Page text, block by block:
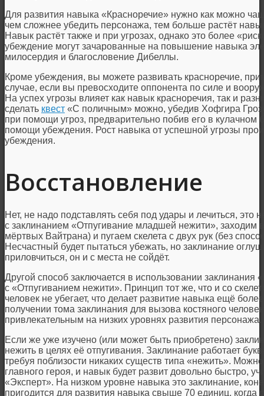
Для развития навыка «Красноречие» нужно как можно
чем сложнее убедить персонажа, тем больше растёт
Навык растёт также и при угрозах, однако это более
убеждение могут зачарованные на повышение навыка
милосердия и благословение Дибеллы.
Кроме убеждения, вы можете развивать красноречие,
случае, если вы превосходите оппонента по силе и
На успех угрозы влияет как навык красноречия, так и
сделать квест «С поличным» можно, убедив Хофгира
при помощи угроз, предварительно побив его в кулачном
помощи убеждения. Рост навыка от успешной угрозы
убеждения.
Восстановление
Нет, не надо подставлять себя под удары и лечиться,
с заклинанием «Отпугивание младшей нежити», заходим
мёртвых Вайтрана) и пугаем скелета с двух рук (без
Несчастный будет пытаться убежать, но заклинание
приловчиться, он и с места не сойдёт.
Другой способ заключается в использовании заклинания
с «Отпугиванием нежити». Принцип тот же, что и со
человек не убегает, что делает развитие навыка ещё
получении тома заклинания для вызова костяного
привлекательным на низких уровнях развития персонажа.
Если же уже изучено (или может быть приобретено)
нежить в целях её отпугивания. Заклинание работает
требуя поблизости никаких существ типа «нежить».
главного героя, и навык будет развит довольно быстро,
«Эксперт». На низком уровне навыка это заклинание,
пригодится для развития навыка свыше 70 единиц, когда